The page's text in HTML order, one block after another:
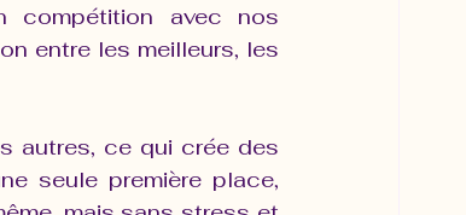
compétition avec nos
entre les meilleurs, les
autres, ce qui crée des
seule première place,